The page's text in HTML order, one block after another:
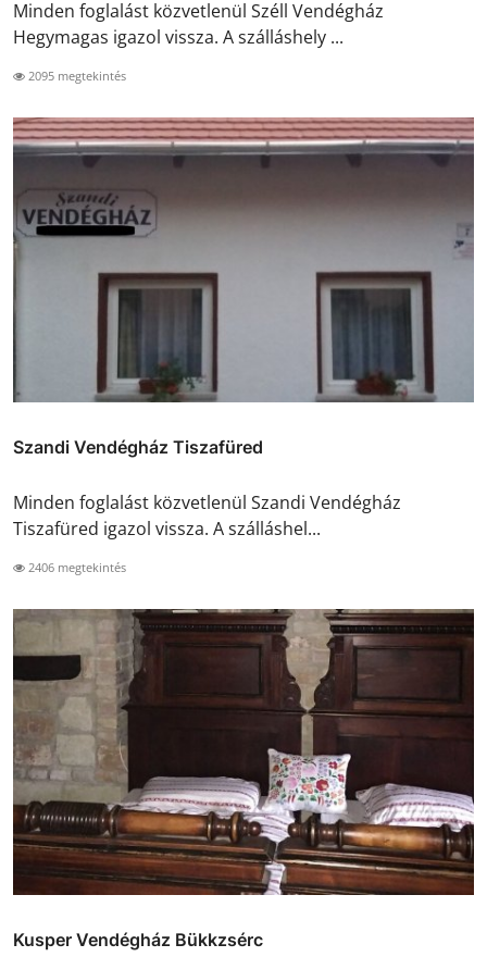
Minden foglalást közvetlenül Széll Vendégház
Hegymagas igazol vissza. A szálláshely ...
2095 megtekintés
Szandi Vendégház Tiszafüred
Minden foglalást közvetlenül Szandi Vendégház
Tiszafüred igazol vissza. A szálláshel...
2406 megtekintés
Kusper Vendégház Bükkzsérc